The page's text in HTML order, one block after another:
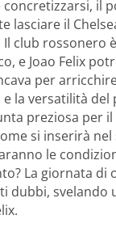
concretizzarsi, il
lasciare il
club rossonero
e Joao Felix
per
la versatilità del
preziosa per
si inserirà
le
La giornata di
dubbi, svelando